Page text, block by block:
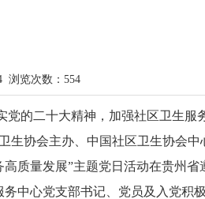
浏览次数： 554
党的二十大精神，加强社区卫生
生协会主办、中国社区卫生协会
质量发展”主题党日活动在贵州
务中心党支部书记、党员及入党积